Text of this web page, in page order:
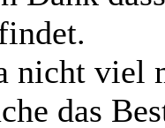
nicht viel
das